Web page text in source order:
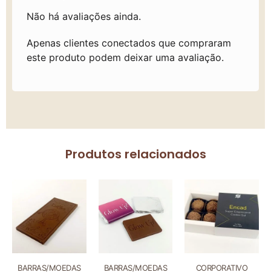
Não há avaliações ainda.
Apenas clientes conectados que compraram
este produto podem deixar uma avaliação.
Produtos relacionados
BARRAS/MOEDAS BARRAS/MOEDAS CORPORATIVO